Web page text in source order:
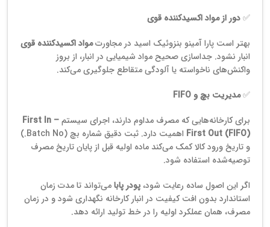
✅دور از مواد اکسیدکننده قوی
بهتر است پارا آمینو بنزوئیک اسید در مجاورتمواد اکسیدکننده قوی
انبار نشود. جداسازی صحیح مواد شیمیایی در انبار، از بروز
واکنش‌های ناخواسته یا آلودگی متقاطع جلوگیری می‌کند.
✅مدیریت بچ و FIFO
برای کارخانه‌هایی که مصرف مداوم دارند، اجرای سیستمFirst In –
First Out (FIFO)
اهمیت دارد. ثبت دقیق شماره بچ (Batch No.)
و تاریخ ورود کالا کمک می‌کند ماده اولیه قبل از پایان تاریخ مصرف
توصیه‌شده استفاده شود.
اگر این اصول ساده رعایت شود، پودر پابامی‌تواند تا مدت زمان
استاندارد بدون افت کیفیت در انبار کارخانه نگهداری شود و در زمان
مصرف، همان عملکرد اولیه را در خط تولید ارائه دهد.